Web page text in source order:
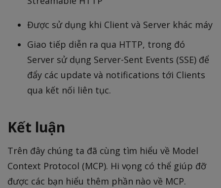
Được sử dụng khi Client và Server khác máy
Giao tiếp diễn ra qua HTTP, trong đó
Server sử dụng Server-Sent Events (SSE) để
đẩy các update và notifications tới Clients
qua kết nối liên tục.
Kết luận
Trên đây chúng ta đã cùng tìm hiểu về Model
Context Protocol (MCP). Hi vọng có thể giúp đỡ
được các bạn hiểu thêm phần nào về MCP.